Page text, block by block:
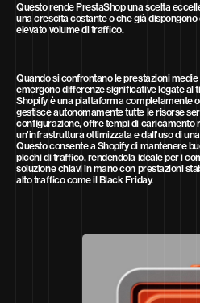
Questo rende PrestaShop una scelta
una crescita costante o che già
elevato volume di traffico.
Quando si confrontano le prestazioni
emergono differenze significative legate al
Shopify è una piattaforma completamente
gestisce autonomamente tutte le risorse
configurazione, offre tempi di caricamento
un'infrastruttura ottimizzata e dall'uso di
Questo consente a Shopify di mantenere
picchi di traffico, rendendola ideale per i
soluzione chiavi in mano con prestazioni
alto traffico come il Black Friday.